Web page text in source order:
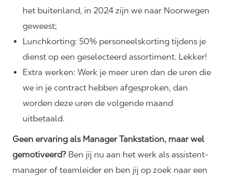
het buitenland, in 2024 zijn we naar Noorwegen
geweest;
Lunchkorting: 50% personeelskorting tijdens je
dienst op een geselecteerd assortiment. Lekker!
Extra werken: Werk je meer uren dan de uren die
we in je contract hebben afgesproken, dan
worden deze uren de volgende maand
uitbetaald.
Geen ervaring als Manager Tankstation, maar wel
gemotiveerd? Ben jij nu aan het werk als assistent-
manager of teamleider en ben jij op zoek naar een